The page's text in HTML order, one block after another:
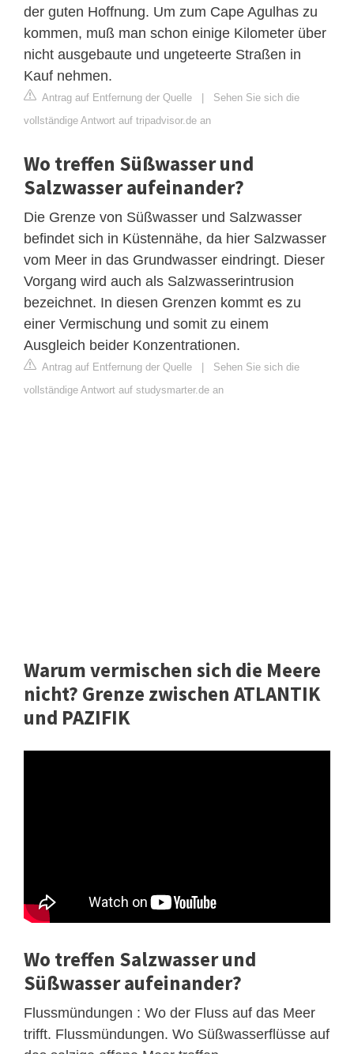
der guten Hoffnung. Um zum Cape Agulhas zu
kommen, muß man schon einige Kilometer über
nicht ausgebaute und ungeteerte Straßen in
Kauf nehmen.
Antrag auf Entfernung der Quelle
Sehen Sie sich die
vollständige Antwort auf tripadvisor.de an
Wo treffen Süßwasser und
Salzwasser aufeinander?
Die Grenze von Süßwasser und Salzwasser
befindet sich in Küstennähe, da hier Salzwasser
vom Meer in das Grundwasser eindringt. Dieser
Vorgang wird auch als Salzwasserintrusion
bezeichnet. In diesen Grenzen kommt es zu
einer Vermischung und somit zu einem
Ausgleich beider Konzentrationen.
Antrag auf Entfernung der Quelle
Sehen Sie sich die
vollständige Antwort auf studysmarter.de an
Warum vermischen sich die Meere
nicht? Grenze zwischen ATLANTIK
und PAZIFIK
Wo treffen Salzwasser und
Süßwasser aufeinander?
Flussmündungen : Wo der Fluss auf das Meer
trifft. Flussmündungen. Wo Süßwasserflüsse auf